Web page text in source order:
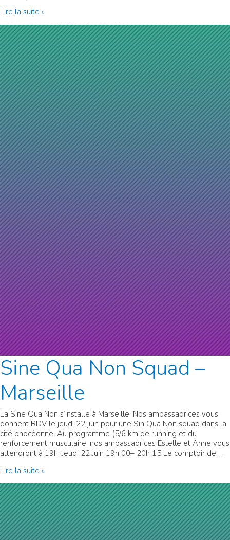
Sine
Non
Squad
–
Marseille
Lire la suite »
Sine Qua Non Squad –
Marseille
La Sine Qua Non s’installe à Marseille. Nos ambassadrices vous
donnent RDV le jeudi 22 juin pour une Sin Qua Non squad dans la
cité phocéenne. Au programme (5/6 km de running et du
renforcement musculaire, nos ambassadrices Estelle et Anne vous
attendront à 19H Jeudi 22 Juin 19h 00– 20h 15 Le comptoir de …
Sine
Non
Squad
–
Marseille
Lire la suite »